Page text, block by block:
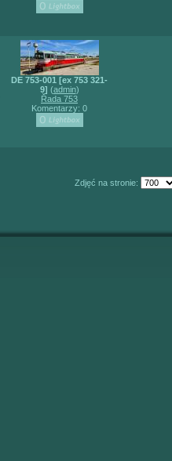
DE 753-001 [ex 753 321-
9] (admin)
Řada 753
Komentarzy: 0
Zdjęć na stronie: